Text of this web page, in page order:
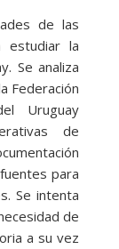
de las
estudiar la
Se analiza
Federación
Uruguay
de
para
Se intenta
de
a su vez